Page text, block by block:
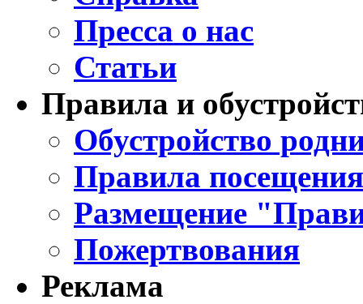
Пресса о нас
Статьи
Правила и
Обустройство
Правила
Размещение
Пожертвования
Реклама